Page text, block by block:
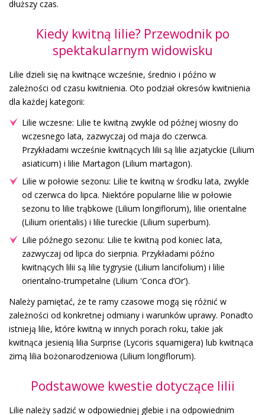
dłuższy czas.
Kiedy kwitną lilie? Przewodnik po
spektakularnym widowisku
Lilie dzieli się na kwitnące wcześnie, średnio i późno w
zależności od czasu kwitnienia. Oto podział okresów kwitnienia
dla każdej kategorii:
Lilie wczesne: Lilie te kwitną zwykle od późnej wiosny do
wczesnego lata, zazwyczaj od maja do czerwca.
Przykładami wcześnie kwitnących lilii są lilie azjatyckie (Lilium
asiaticum) i lilie Martagon (Lilium martagon).
Lilie w połowie sezonu: Lilie te kwitną w środku lata, zwykle
od czerwca do lipca. Niektóre popularne lilie w połowie
sezonu to lilie trąbkowe (Lilium longiflorum), lilie orientalne
(Lilium orientalis) i lilie tureckie (Lilium superbum).
Lilie późnego sezonu: Lilie te kwitną pod koniec lata,
zazwyczaj od lipca do sierpnia. Przykładami późno
kwitnących lilii są lilie tygrysie (Lilium lancifolium) i lilie
orientalno-trumpetalne (Lilium 'Conca d’Or’).
Należy pamiętać, że te ramy czasowe mogą się różnić w
zależności od konkretnej odmiany i warunków uprawy. Ponadto
istnieją lilie, które kwitną w innych porach roku, takie jak
kwitnąca jesienią lilia Surprise (Lycoris squamigera) lub kwitnąca
zimą lilia bożonarodzeniowa (Lilium longiflorum).
Podstawowe kwestie dotyczące lilii
Lilie należy sadzić w odpowiedniej glebie i na odpowiednim